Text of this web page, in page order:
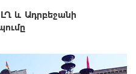
և Ադրբեջանի